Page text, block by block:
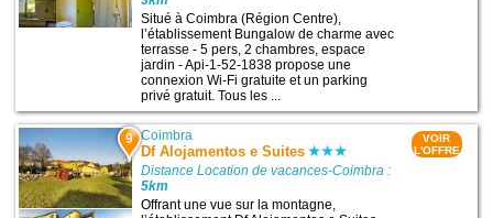
Situé à Coimbra (Région Centre),
l’établissement Bungalow de charme avec
terrasse - 5 pers, 2 chambres, espace
jardin - Api-1-52-1838 propose une
connexion Wi-Fi gratuite et un parking
privé gratuit. Tous les ...
9 Coimbra
Df Alojamentos e Suites
Distance Location de vacances-Coimbra :
5km
Offrant une vue sur la montagne,
VOIR
L'OFFRE